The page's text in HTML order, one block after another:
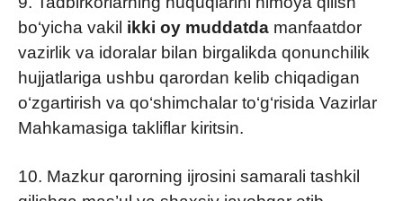
bo‘yicha vakil ikki oy muddatda manfaatdor
vazirlik va idoralar bilan birgalikda qonunchilik
hujjatlariga ushbu qarordan kelib chiqadigan
o‘zgartirish va qo‘shimchalar to‘g‘risida Vazirlar
Mahkamasiga takliflar kiritsin.
10. Mazkur qarorning ijrosini samarali tashkil